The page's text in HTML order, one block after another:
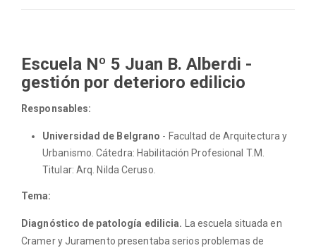
Escuela Nº 5 Juan B. Alberdi -
gestión por deterioro edilicio
Responsables:
Universidad de Belgrano - Facultad de Arquitectura y
Urbanismo. Cátedra: Habilitación Profesional T.M.
Titular: Arq. Nilda Ceruso.
Tema:
Diagnóstico de patología edilicia. La escuela situada en
Cramer y Juramento presentaba serios problemas de